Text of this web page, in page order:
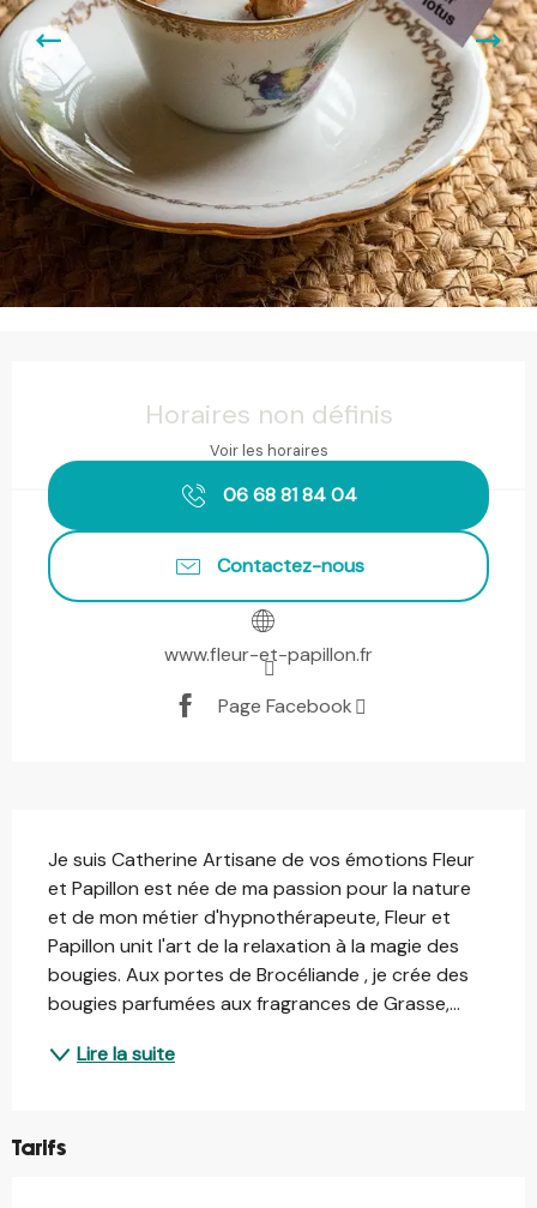
Horaires non définis
Voir les horaires
06 68 81 84 04
Contactez-nous
www.fleur-et-papillon.fr
Page Facebook
Je suis Catherine Artisane de vos émotions Fleur
et Papillon est née de ma passion pour la nature
et de mon métier d'hypnothérapeute, Fleur et
Papillon unit l'art de la relaxation à la magie des
bougies. Aux portes de Brocéliande , je crée des
bougies parfumées aux fragrances de Grasse,...
Lire la suite
Tarifs